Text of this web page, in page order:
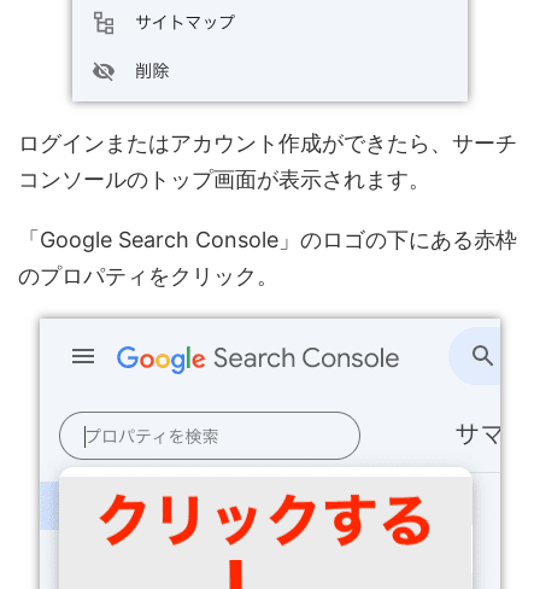
ログインまたはアカウント作成ができたら、サーチ
コンソールのトップ画面が表示されます。
「Google Search Console」のロゴの下にある赤枠
のプロパティをクリック。